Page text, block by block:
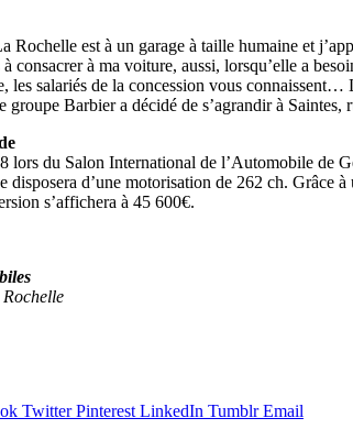
Rochelle est à un garage à taille humaine et
consacrer à ma voiture, aussi, lorsqu’elle a
les salariés de la concession vous
Barbier a décidé de s’agrandir à Saintes,
lors du Salon International de l’Automobile de
d’une motorisation de 262 ch. Grâce
s’affichera à 45 600€.
Twitter Pinterest LinkedIn Tumblr Email